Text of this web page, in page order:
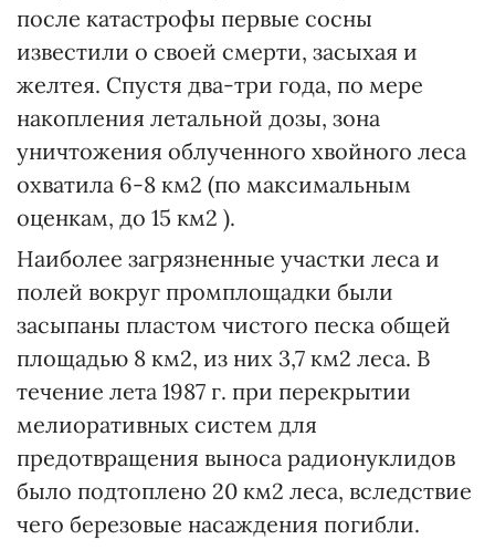
после катастрофы первые сосны
известили о своей смерти, засыхая и
желтея. Спустя два-три года, по мере
накопления летальной дозы, зона
уничтожения облученного хвойного леса
охватила 6-8 км2 (по максимальным
оценкам, до 15 км2 ).
Наиболее загрязненные участки леса и
полей вокруг промплощадки были
засыпаны пластом чистого песка общей
площадью 8 км2, из них 3,7 км2 леса. В
течение лета 1987 г. при перекрытии
мелиоративных систем для
предотвращения выноса радионуклидов
было подтоплено 20 км2 леса, вследствие
чего березовые насаждения погибли.